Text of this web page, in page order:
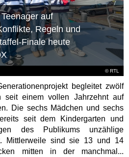
©RTL
auf
Regeln und
Finale heute
begleitet zwölf
seit einem vollen Jahrzehnt auf
Die sechs Mädchen und sechs
seit dem Kindergarten und
des Publikums unzählige
Mittlerweile sind sie 13 und 14
mitten in der manchmal...